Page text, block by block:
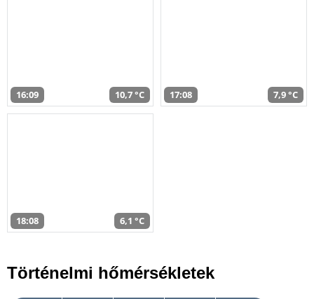
16:09 10,7 °C 17:08 7,9 °C
18:08 6,1 °C
Történelmi hőmérsékletek